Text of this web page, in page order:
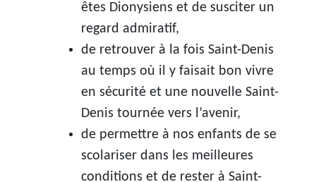
êtes Dionysiens et de susciter un
regard admiratif,
de retrouver à la fois Saint-Denis
au temps où il y faisait bon vivre
en sécurité et une nouvelle Saint-
Denis tournée vers l’avenir,
de permettre à nos enfants de se
scolariser dans les meilleures
conditions et de rester à Saint-